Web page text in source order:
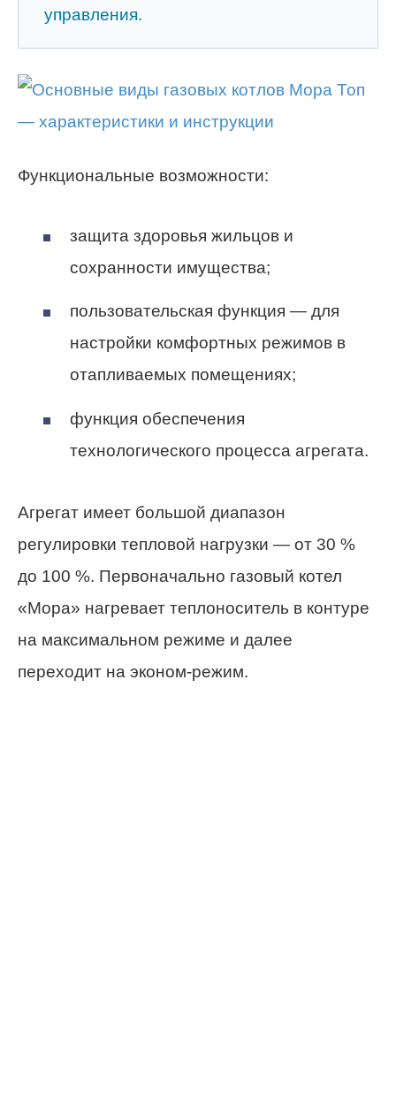
управления.
Функциональные возможности:
защита здоровья жильцов и
сохранности имущества;
пользовательская функция — для
настройки комфортных режимов в
отапливаемых помещениях;
функция обеспечения
технологического процесса агрегата.
Агрегат имеет большой диапазон
регулировки тепловой нагрузки — от 30 %
до 100 %. Первоначально газовый котел
«Мора» нагревает теплоноситель в контуре
на максимальном режиме и далее
переходит на эконом-режим.